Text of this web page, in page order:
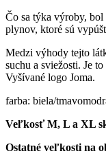
Čo sa týka výroby,
plynov, ktoré sú
Medzi výhody tejto
suchu a sviežosti. Je
Vyšívané logo Joma.
farba: biela/
Veľkosť M, L a XL
Ostatné veľkosti na